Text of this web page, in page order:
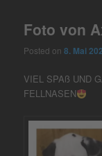
Foto von
Posted on8. Mai
VIEL SPAß UND
FELLNASEN